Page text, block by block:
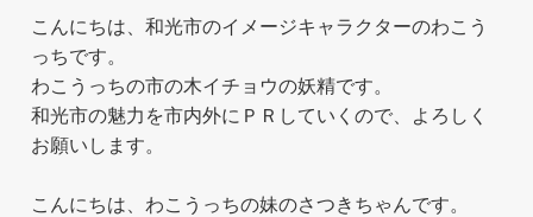
こんにちは、和光市のイメージキャラクターのわこう
っちです。
わこうっちの市の木イチョウの妖精です。
和光市の魅力を市内外にＰＲしていくので、よろしく
お願いします。
こんにちは、わこうっちの妹のさつきちゃんです。